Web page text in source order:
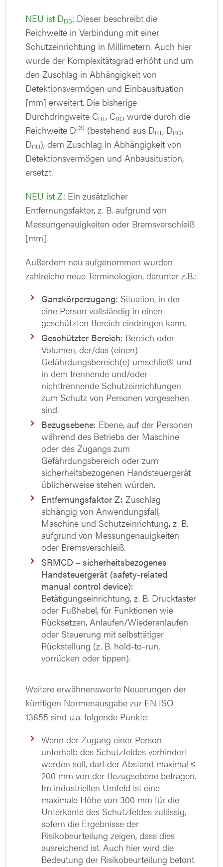
NEU ist DDS: Dieser beschreibt die
Reichweite in Verbindung mit einer
Schutzeinrichtung in Millimetern. Auch hier
wurde der Komplexitätsgrad erhöht und um
den Zuschlag in Abhängigkeit von
Detektionsvermögen und Einbausituation
[mm] erweitert. Die bisherige
Durchdringweite CRT, CRO wurde durch die
Reichweite DDS (bestehend aus DRT, DRO,
DRU), dem Zuschlag in Abhängigkeit von
Detektionsvermögen und Anbausituation,
ersetzt.
NEU ist Z: Ein zusätzlicher
Entfernungsfaktor, z. B. aufgrund von
Messungenauigkeiten oder Bremsverschleiß
[mm].
Außerdem neu aufgenommen wurden
zahlreiche neue Terminologien, darunter z.B.:
Ganzkörperzugang: Situation, in der
eine Person vollständig in einen
geschützten Bereich eindringen kann.
Geschützter Bereich: Bereich oder
Volumen, der/das (einen)
Gefährdungsbereich(e) umschließt und
in dem trennende und/oder
nichttrennende Schutzeinrichtungen
zum Schutz von Personen vorgesehen
sind.
Bezugsebene: Ebene, auf der Personen
während des Betriebs der Maschine
oder des Zugangs zum
Gefährdungsbereich oder zum
sicherheitsbezogenen Handsteuergerät
üblicherweise stehen würden.
Entfernungsfaktor Z: Zuschlag
abhängig von Anwendungsfall,
Maschine und Schutzeinrichtung, z. B.
aufgrund von Messungenauigkeiten
oder Bremsverschleiß.
SRMCD – sicherheitsbezogenes
Handsteuergerät (safety-related
manual control device):
Betätigungseinrichtung, z. B. Drucktaster
oder Fußhebel, für Funktionen wie
Rücksetzen, Anlaufen/Wiederanlaufen
oder Steuerung mit selbsttätiger
Rückstellung (z. B. hold-to-run,
vorrücken oder tippen).
Weitere erwähnenswerte Neuerungen der
künftigen Normenausgabe zur EN ISO
13855 sind u.a. folgende Punkte:
Wenn der Zugang einer Person
unterhalb des Schutzfeldes verhindert
werden soll, darf der Abstand maximal ≤
200 mm von der Bezugsebene betragen.
Im industriellen Umfeld ist eine
maximale Höhe von 300 mm für die
Unterkante des Schutzfeldes zulässig,
sofern die Ergebnisse der
Risikobeurteilung zeigen, dass dies
ausreichend ist. Auch hier wird die
Bedeutung der Risikobeurteilung betont.